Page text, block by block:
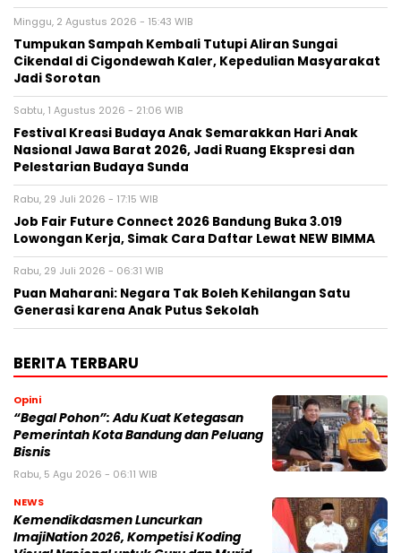
Minggu, 2 Agustus 2026 - 15:43 WIB
Tumpukan Sampah Kembali Tutupi Aliran Sungai
Cikendal di Cigondewah Kaler, Kepedulian Masyarakat
Jadi Sorotan
Sabtu, 1 Agustus 2026 - 21:06 WIB
Festival Kreasi Budaya Anak Semarakkan Hari Anak
Nasional Jawa Barat 2026, Jadi Ruang Ekspresi dan
Pelestarian Budaya Sunda
Rabu, 29 Juli 2026 - 17:15 WIB
Job Fair Future Connect 2026 Bandung Buka 3.019
Lowongan Kerja, Simak Cara Daftar Lewat NEW BIMMA
Rabu, 29 Juli 2026 - 06:31 WIB
Puan Maharani: Negara Tak Boleh Kehilangan Satu
Generasi karena Anak Putus Sekolah
BERITA TERBARU
Opini
“Begal Pohon”: Adu Kuat Ketegasan
Pemerintah Kota Bandung dan Peluang
Bisnis
Rabu, 5 Agu 2026 - 06:11 WIB
NEWS
Kemendikdasmen Luncurkan
ImajiNation 2026, Kompetisi Koding